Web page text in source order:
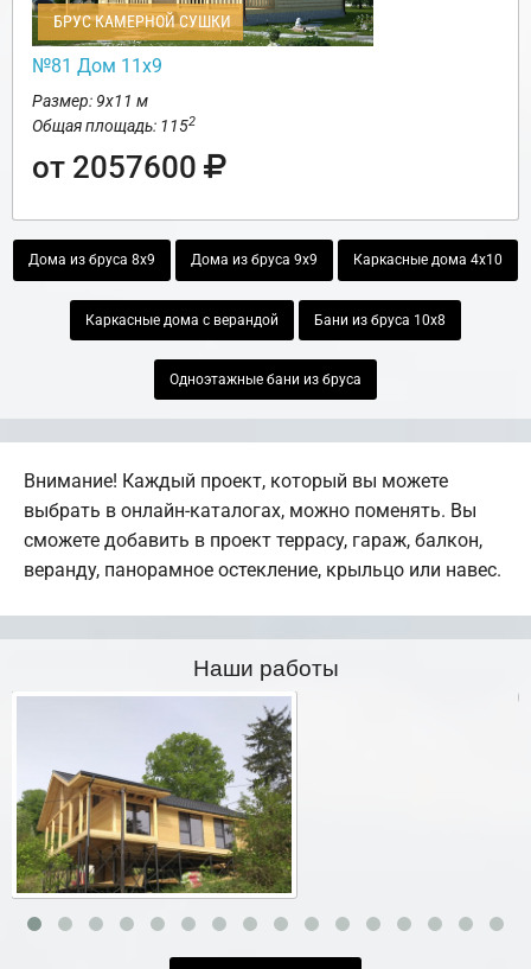
БРУС КАМЕРНОЙ СУШКИ
№81 Дом 11х9
Размер: 9х11 м
Общая площадь: 1152
от 2057600
Дома из бруса 8х9 Дома из бруса 9х9 Каркасные дома 4х10
Каркасные дома с верандой Бани из бруса 10х8
Одноэтажные бани из бруса
Внимание! Каждый проект, который вы можете
выбрать в онлайн-каталогах, можно поменять. Вы
сможете добавить в проект террасу, гараж, балкон,
веранду, панорамное остекление, крыльцо или навес.
Наши работы